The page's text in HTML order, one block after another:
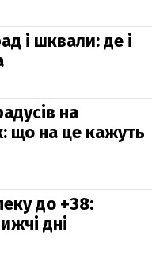
і шквали: де і
на
що на це кажуть
до +38:
дні